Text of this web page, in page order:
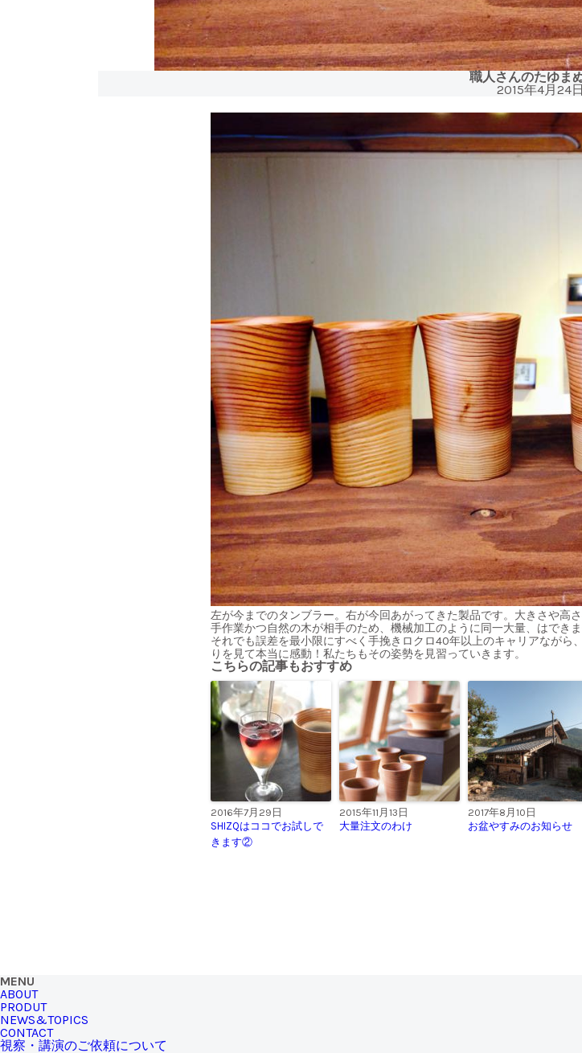
職人さんのたゆま
2015年4月24日
左が今までのタンブラー。右が今回あがってきた製品です。大きさや高
手作業かつ自然の木が相手のため、機械加工のように同一大量、はできま
それでも誤差を最小限にすべく手挽きロクロ40年以上のキャリアながら
りを見て本当に感動！私たちもその姿勢を見習っていきます。
こちらの記事もおすすめ
2016年7月29日
SHIZQはココでお試しで
きます②
2015年11月13日
大量注文のわけ
2017年8月10日
お盆やすみのお知らせ
MENU
ABOUT
PRODUT
NEWS&TOPICS
CONTACT
視察・講演のご依頼について